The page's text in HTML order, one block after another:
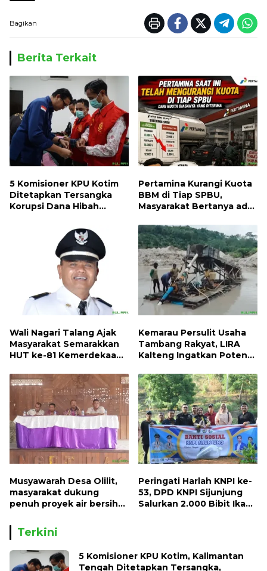
Bagikan
Berita Terkait
5 Komisioner KPU Kotim
Ditetapkan Tersangka
Korupsi Dana Hibah
ditaksir 10 Milyard
Pertamina Kurangi Kuota
BBM di Tiap SPBU,
Masyarakat Bertanya ada
Wali Nagari Talang Ajak
Masyarakat Semarakkan
HUT ke-81 Kemerdekaan
Bendera Merah Putih
Kemarau Persulit Usaha
Tambang Rakyat, LIRA
Kalteng Ingatkan Potensi
Hidup
Musyawarah Desa Olilit,
masyarakat dukung
penuh proyek air bersih
Peringati Harlah KNPI ke-
53, DPD KNPI Sijunjung
Salurkan 2.000 Bibit Ikan
Terkini
5 Komisioner KPU Kotim, Kalimantan
Tengah Ditetapkan Tersangka,